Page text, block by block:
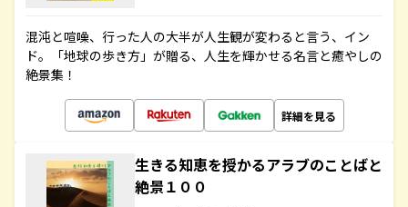
混沌と喧噪、行った人の大半が人生観が変わると言う、イン
ド。「地球の歩き方」が贈る、人生を輝かせる名言と癒やしの
絶景集！
詳細を見る
生きる知恵を授かるアラブのことばと
絶景１００